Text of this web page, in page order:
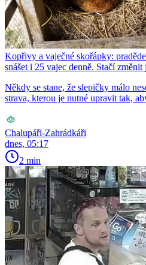
Kopřivy a vaječné skořápky:
snášet i 25 vajec denně. Stačí
Někdy se stane, že slepičky málo
strava, kterou je nutné upravit tak,
Chalupáři-Zahrádkáři
dnes, 05:17
2 min